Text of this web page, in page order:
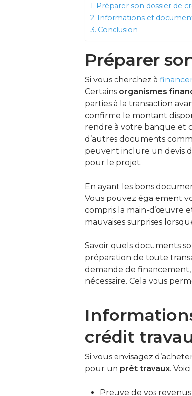
Préparer son dossier de
Informations et
Conclusion
Préparer
Si vous cherchez à
Certains organismes
parties à la transaction
confirme le montant
rendre à votre banque et
d’autres documents
peuvent inclure un devis
pour le projet.
En ayant les bons
Vous pouvez également
compris la main-d’œuvre
mauvaises surprises
Savoir quels documents
préparation de toute
demande de
nécessaire. Cela vous
crédit
Si vous envisagez
pour un prêt travaux.
Preuve de vos revenus